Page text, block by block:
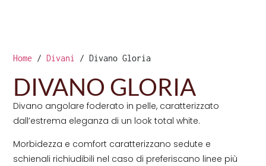
Home /Divani / Divano Gloria
DIVANO GLORIA
Divano angolare foderato in pelle, caratterizzato
dall’estrema eleganza di un look total white.
Morbidezza e comfort caratterizzano sedute e
schienali richiudibili nel caso di preferiscano linee più